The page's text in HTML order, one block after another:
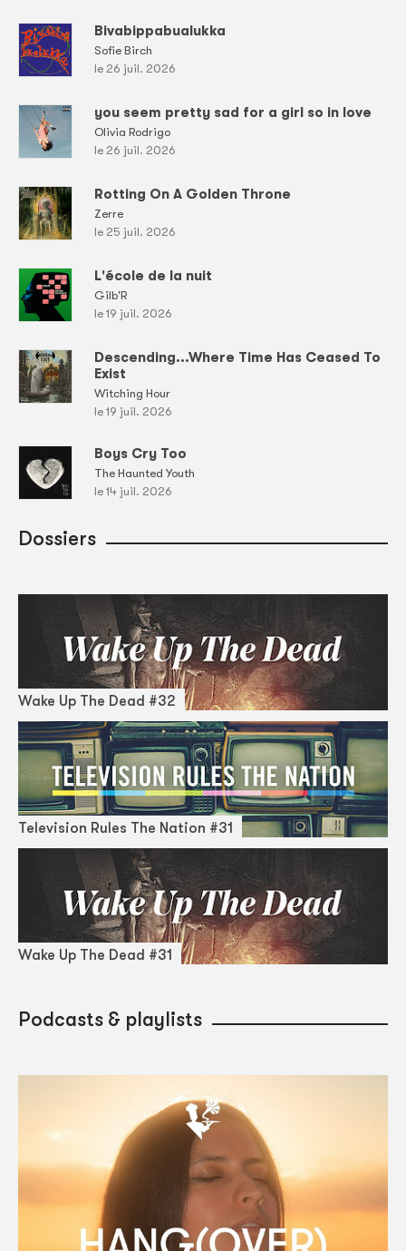
Bivabippabualukka
Sofie Birch
le 26 juil. 2026
you seem pretty sad for a girl so in love
Olivia Rodrigo
le 26 juil. 2026
Rotting On A Golden Throne
Zerre
le 25 juil. 2026
L'école de la nuit
Gilb'R
le 19 juil. 2026
Descending...Where Time Has Ceased To
Exist
Witching Hour
le 19 juil. 2026
Boys Cry Too
The Haunted Youth
le 14 juil. 2026
Dossiers
Wake Up The Dead #32
Television Rules The Nation #31
Wake Up The Dead #31
Podcasts & playlists